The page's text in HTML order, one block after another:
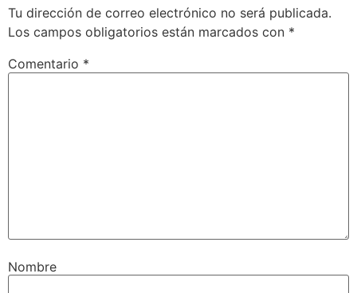
Tu dirección de correo electrónico no será publicada.
Los campos obligatorios están marcados con *
Comentario *
Nombre